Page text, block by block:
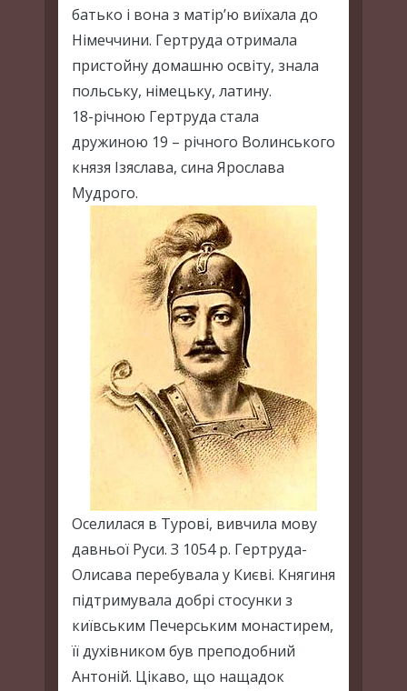
батько і вона з матір’ю виїхала до
Німеччини. Гертруда отримала
пристойну домашню освіту, знала
польську, німецьку, латину.
18-річною Гертруда стала
дружиною 19 – річного Волинського
князя Ізяслава, сина Ярослава
Мудрого.
Оселилася в Турові, вивчила мову
давньої Руси. З 1054 р. Гертруда-
Олисава перебувала у Києві. Княгиня
підтримувала добрі стосунки з
київським Печерським монастирем,
її духівником був преподобний
Антоній. Цікаво, що нащадок